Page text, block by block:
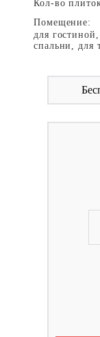
Кол-во
Помещение:
для
спальни, для